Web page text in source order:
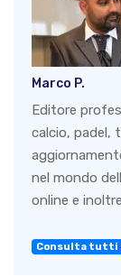
Marco P.
Editore
calcio, padel,
nel mondo
online e
Consulta tutti